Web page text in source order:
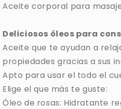
Aceite corporal para
Deliciosos óleos para
Aceite que te ayudan a
propiedades gracias a sus
Apto para usar el todo el
Elige el que más te guste:
Óleo de rosas: Hidratante